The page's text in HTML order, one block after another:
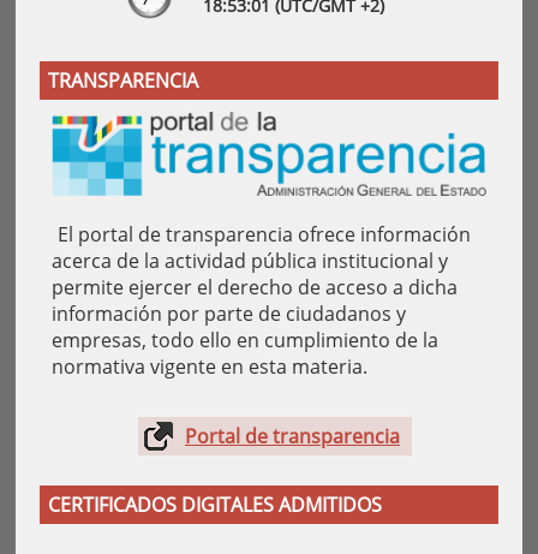
18:53:01 (UTC/GMT +2)
TRANSPARENCIA
El portal de transparencia ofrece información
acerca de la actividad pública institucional y
permite ejercer el derecho de acceso a dicha
información por parte de ciudadanos y
empresas, todo ello en cumplimiento de la
normativa vigente en esta materia.
Portal de transparencia
CERTIFICADOS DIGITALES ADMITIDOS